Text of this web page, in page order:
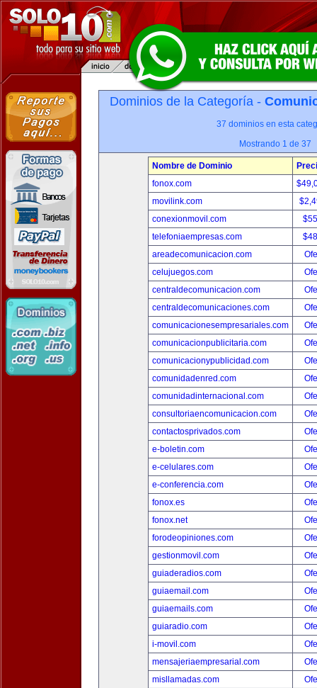
Dominios de la Categoría -
37 dominios en esta
Mostrando 1 de 37
Nombre de Dominio
fonox.com
movilink.com
conexionmovil.com
telefoniaempresas.com
areadecomunicacion.com
celujuegos.com
centraldecomunicacion.com
centraldecomunicaciones.com
comunicacionesempresariales.com
comunicacionpublicitaria.com
comunicacionypublicidad.com
comunidadenred.com
comunidadinternacional.com
consultoriaencomunicacion.com
contactosprivados.com
e-boletin.com
e-celulares.com
e-conferencia.com
fonox.es
fonox.net
forodeopiniones.com
gestionmovil.com
guiaderadios.com
guiaemail.com
guiaemails.com
guiaradio.com
i-movil.com
mensajeriaempresarial.com
misllamadas.com